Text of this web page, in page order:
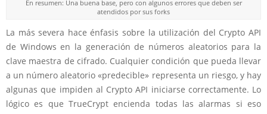
En resumen: Una buena base, pero con algunos errores que deben ser
atendidos por sus forks
La más severa hace énfasis sobre la utilización del Crypto API
de Windows en la generación de números aleatorios para la
clave maestra de cifrado. Cualquier condición que pueda llevar
a un número aleatorio «predecible» representa un riesgo, y hay
algunas que impiden al Crypto API iniciarse correctamente. Lo
lógico es que TrueCrypt encienda todas las alarmas si eso